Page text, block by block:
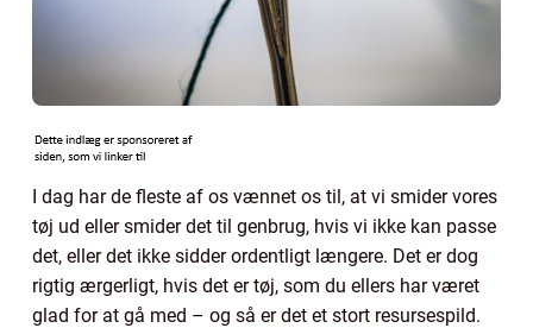
I dag har de fleste af os vænnet os til, at vi smider vores
tøj ud eller smider det til genbrug, hvis vi ikke kan passe
det, eller det ikke sidder ordentligt længere. Det er dog
rigtig ærgerligt, hvis det er tøj, som du ellers har været
glad for at gå med – og så er det et stort resursespild.